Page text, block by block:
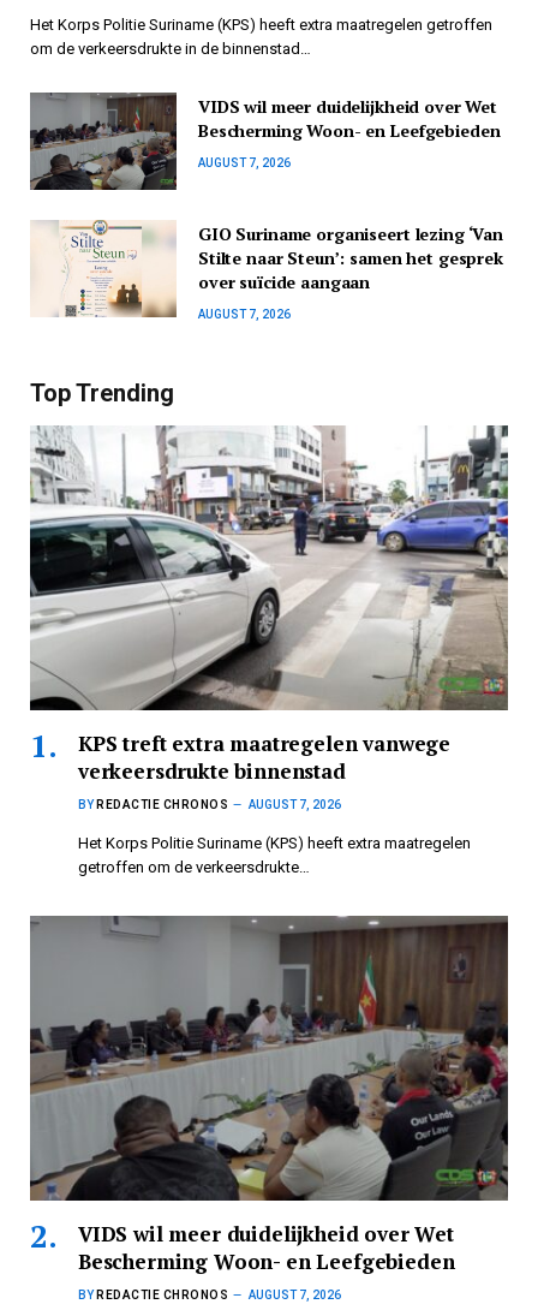
Het Korps Politie Suriname (KPS) heeft extra maatregelen getroffen
om de verkeersdrukte in de binnenstad…
VIDS wil meer duidelijkheid over Wet
Bescherming Woon- en Leefgebieden
AUGUST 7, 2026
GIO Suriname organiseert lezing ‘Van
Stilte naar Steun’: samen het gesprek
over suïcide aangaan
AUGUST 7, 2026
Top Trending
KPS treft extra maatregelen vanwege
verkeersdrukte binnenstad
BY REDACTIE CHRONOS AUGUST 7, 2026
Het Korps Politie Suriname (KPS) heeft extra maatregelen
getroffen om de verkeersdrukte…
VIDS wil meer duidelijkheid over Wet
Bescherming Woon- en Leefgebieden
BY REDACTIE CHRONOS AUGUST 7, 2026